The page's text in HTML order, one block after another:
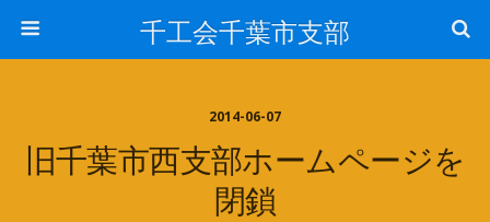
千工会千葉市支部
2014-06-07
旧千葉市西支部ホームページを
閉鎖